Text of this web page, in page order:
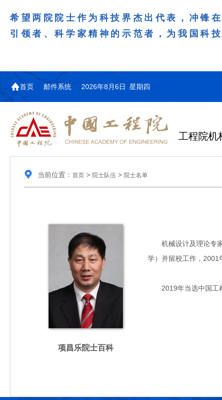
希望两院院士作为科技界杰出代表，冲锋
引领者、科学家精神的示范者，为我国科
首页 邮件系统 2026年8月6日 星期四
工程院机
当前位置： 首页> 院士队伍 > 院士名单
项昌乐院士百科
机械设计及理论专家
学）并留校工作，2001
2019年当选中国工